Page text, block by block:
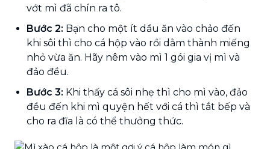
vớt mì đã chín ra tô.
Bước 2: Bạn cho một ít dầu ăn vào chảo đến
khi sôi thì cho cá hộp vào rồi dằm thành miếng
nhỏ vừa ăn. Hãy nêm vào mì 1 gói gia vị mì và
đảo đều.
Bước 3: Khi thấy cá sôi nhẹ thì cho mì vào, đảo
đều đến khi mì quyện hết với cá thì tắt bếp và
cho ra đĩa là có thể thưởng thức.